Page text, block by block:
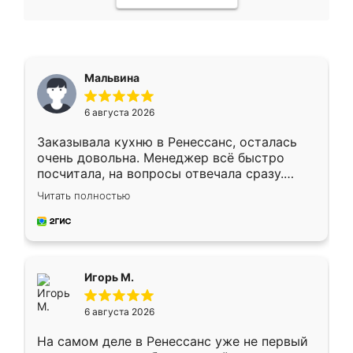
Мальвина
6 августа 2026
Заказывала кухню в Ренессанс, осталась
очень довольна. Менеджер всё быстро
посчитала, на вопросы отвечала сразу.
Замерщик приехал в субботу, подошёл к
делу со всей ответственностью. Собрали
за день, ребята работали аккуратно, даже
Читать полностью
Игорь М.
6 августа 2026
На самом деле в Ренессанс уже не первый